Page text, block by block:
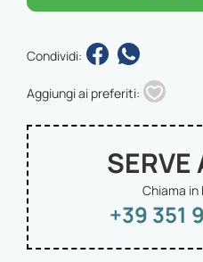
Condividi:
Aggiungi ai preferiti:
SERVE
Chiama in
+39 351